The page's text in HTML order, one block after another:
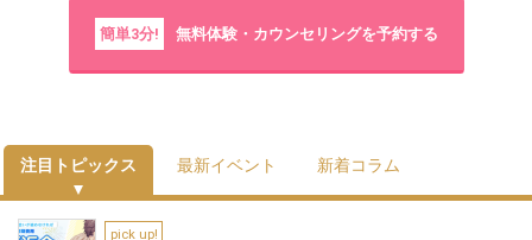
簡単3分! 無料体験・カウンセリングを予約する
注目トピックス 最新イベント 新着コラム
pick up!